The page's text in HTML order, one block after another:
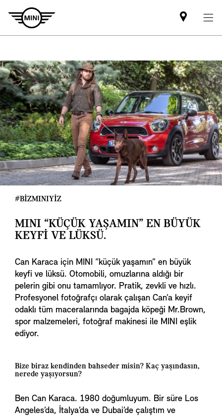
Mini
dealer
#BİZMINIYİZ
MINI “KÜÇÜK YAŞAMIN” EN BÜYÜK
KEYFI VE LÜKSÜ.
Can Karaca için MINI “küçük yaşamın” en büyük
keyfi ve lüksü. Otomobili, omuzlarına aldığı bir
pelerin gibi onu tamamlıyor. Pratik, zevkli ve hızlı.
Profesyonel fotoğrafçı olarak çalışan Can’a keyif
odaklı tüm maceralarında bagajda köpeği Mr.Brown,
spor malzemeleri, fotoğraf makinesi ile MINI eşlik
ediyor.
Bize biraz kendinden bahseder misin? Kaç yaşındasın,
nerede yaşıyorsun?
Ben Can Karaca. 1980 doğumluyum. Bir süre Los
Angeles’da, İtalya’da ve Dubai’de çalıştım ve